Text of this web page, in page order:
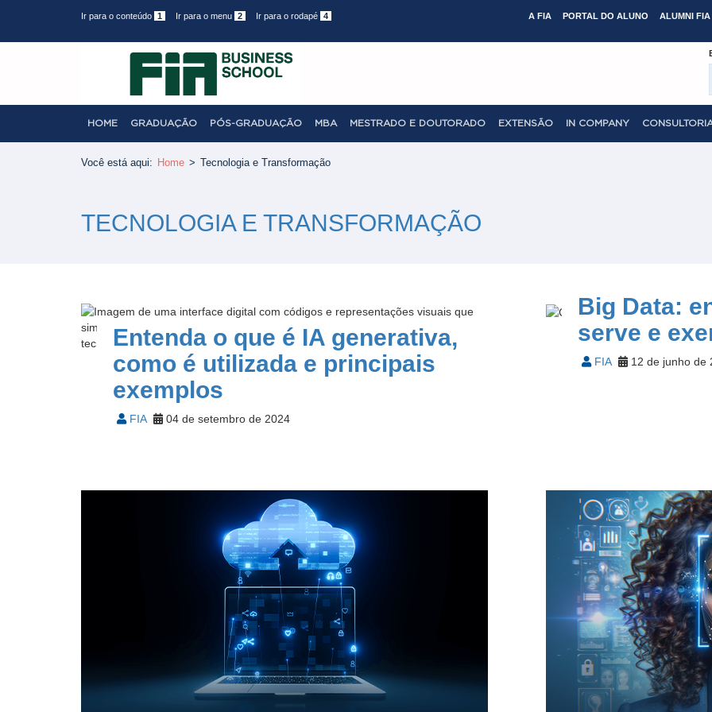
Ir para o conteúdo 1 Ir para o menu 2 Ir para o rodapé 4 A FIA PORTAL DO ALUNO ALUMNI FIA
HOME GRADUAÇÃO PÓS-GRADUAÇÃO MBA MESTRADO E DOUTORADO EXTENSÃO IN COMPANY
Você está aqui: Home > Tecnologia e Transformação
TECNOLOGIA E TRANSFORMAÇÃO
Entenda o que é IA generativa,
como é utilizada e principais
exemplos
FIA 04 de setembro de 2024
Big Data:
serve e
FIA 12 de junho de